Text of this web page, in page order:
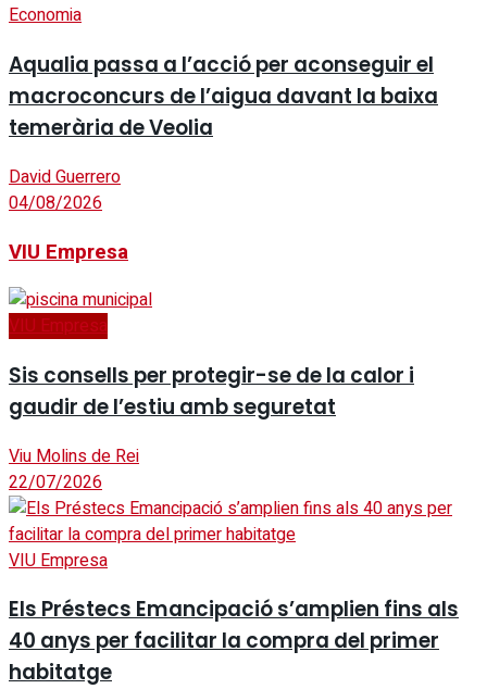
Economia
Aqualia passa a l’acció per aconseguir el
macroconcurs de l’aigua davant la baixa
temerària de Veolia
David Guerrero
04/08/2026
VIU Empresa
VIU Empresa
Sis consells per protegir-se de la calor i
gaudir de l’estiu amb seguretat
Viu Molins de Rei
22/07/2026
VIU Empresa
Els Préstecs Emancipació s’amplien fins als
40 anys per facilitar la compra del primer
habitatge